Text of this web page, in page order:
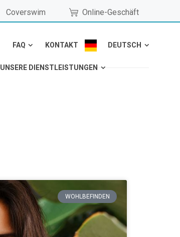
Coverswim Online-Geschäft
FAQ KONTAKT DEUTSCH
UNSERE DIENSTLEISTUNGEN
WOHLBEFINDEN